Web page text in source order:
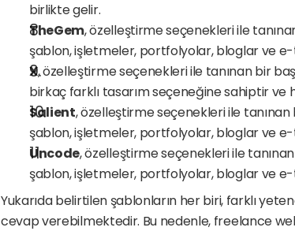
birlikte gelir.
TheGem, özelleştirme seçenekleri ile
şablon, işletmeler, portfolyolar, bloglar ve
X, özelleştirme seçenekleri ile tanınan bir
birkaç farklı tasarım seçeneğine sahiptir ve
Salient, özelleştirme seçenekleri ile
şablon, işletmeler, portfolyolar, bloglar ve
Uncode, özelleştirme seçenekleri ile
şablon, işletmeler, portfolyolar, bloglar ve
Yukarıda belirtilen şablonların her biri, farklı
cevap verebilmektedir. Bu nedenle, freelance